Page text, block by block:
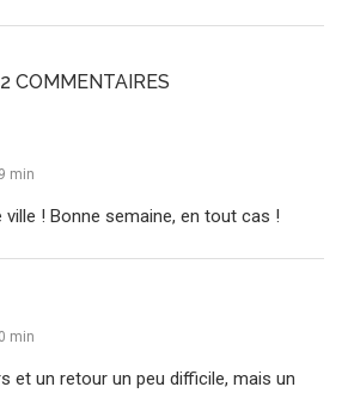
COMMENTAIRES
min
ville ! Bonne semaine, en tout cas !
min
et un retour un peu difficile, mais un